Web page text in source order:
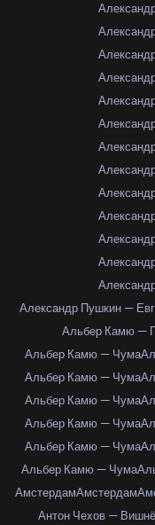
Александр Пушкин —
Альбер Камю —
Альбер Камю — Чума
Альбер Камю — Чума
Альбер Камю — Чума
Альбер Камю — Чума
Альбер Камю — Чума
Альбер Камю — Чума
АмстердамАмстердам
Антон Чехов —